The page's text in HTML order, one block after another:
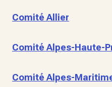
Comité Allier
Comité Alpes-Haute-
Comité Alpes-